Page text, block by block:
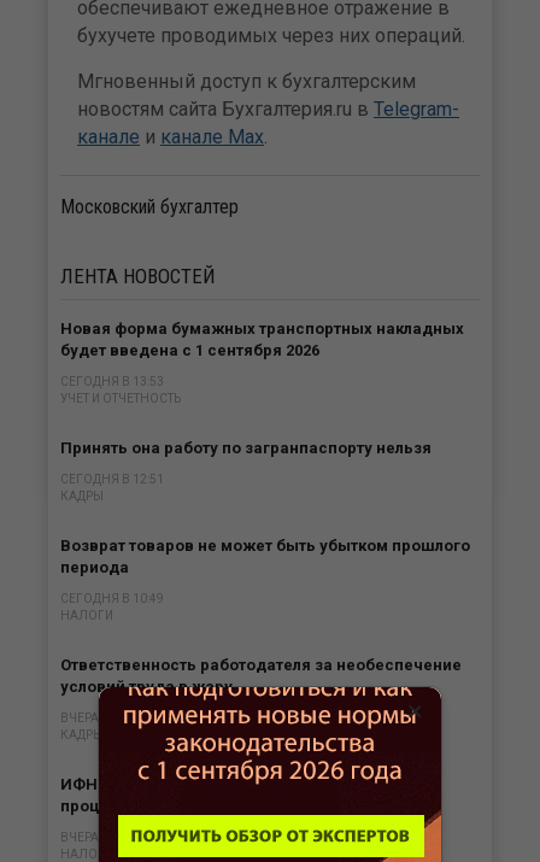
обеспечивают ежедневное отражение в
бухучете проводимых через них операций.
Мгновенный доступ к бухгалтерским
новостям сайта Бухгалтерия.ru в Telegram-
канале и канале Max.
Московский бухгалтер
ЛЕНТА НОВОСТЕЙ
Новая форма бумажных транспортных накладных
будет введена с 1 сентября 2026
СЕГОДНЯ В 13:53
УЧЕТ И ОТЧЕТНОСТЬ
Принять она работу по загранпаспорту нельзя
СЕГОДНЯ В 12:51
КАДРЫ
Возврат товаров не может быть убытком прошлого
периода
СЕГОДНЯ В 10:49
НАЛОГИ
Ответственность работодателя за необеспечение
условий труда в жару
ВЧЕРА В 14:48
КАДРЫ
ИФНС обязана вернуть переплату налога с
процентами в любом случае
ВЧЕРА В 13:47
НАЛОГИ
×